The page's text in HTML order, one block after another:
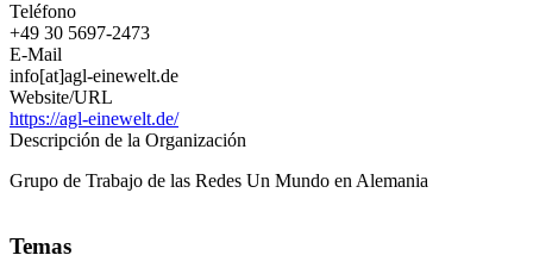
e.
Teléfono
+49 30 5697-2473
E-Mail
info[at]agl-einewelt.de
Website/URL
https://agl-einewelt.de/
Descripción de la Organización
Grupo de Trabajo de las Redes Un Mundo en Alemania
Temas